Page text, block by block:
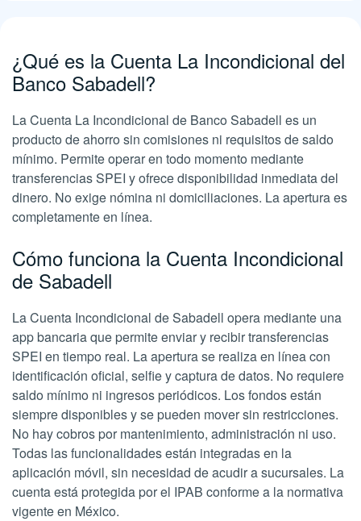
¿Qué es la Cuenta La Incondicional del
Banco Sabadell?
La Cuenta La Incondicional de Banco Sabadell es un
producto de ahorro sin comisiones ni requisitos de saldo
mínimo. Permite operar en todo momento mediante
transferencias SPEI y ofrece disponibilidad inmediata del
dinero. No exige nómina ni domiciliaciones. La apertura es
completamente en línea.
Cómo funciona la Cuenta Incondicional
de Sabadell
La Cuenta Incondicional de Sabadell opera mediante una
app bancaria que permite enviar y recibir transferencias
SPEI en tiempo real. La apertura se realiza en línea con
identificación oficial, selfie y captura de datos. No requiere
saldo mínimo ni ingresos periódicos. Los fondos están
siempre disponibles y se pueden mover sin restricciones.
No hay cobros por mantenimiento, administración ni uso.
Todas las funcionalidades están integradas en la
aplicación móvil, sin necesidad de acudir a sucursales. La
cuenta está protegida por el IPAB conforme a la normativa
vigente en México.